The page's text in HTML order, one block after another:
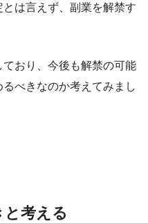
は言えず、副業を解禁す
おり、今後も解禁の可能
べきなのか考えてみまし
考える